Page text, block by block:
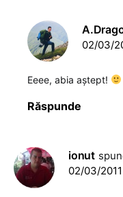
02/03/
Eeee, abia aştept!
Răspunde
ionut
02/03/